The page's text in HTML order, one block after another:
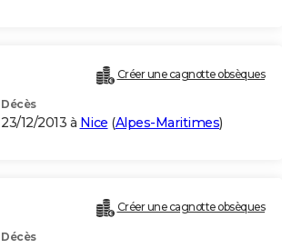
Créer une cagnotte obsèques
Décès
23/12/2013 à Nice (Alpes-Maritimes)
Créer une cagnotte obsèques
Décès